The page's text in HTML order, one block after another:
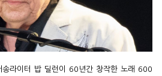
송라이터 밥 딜런이 60년간 창작한 노래 600